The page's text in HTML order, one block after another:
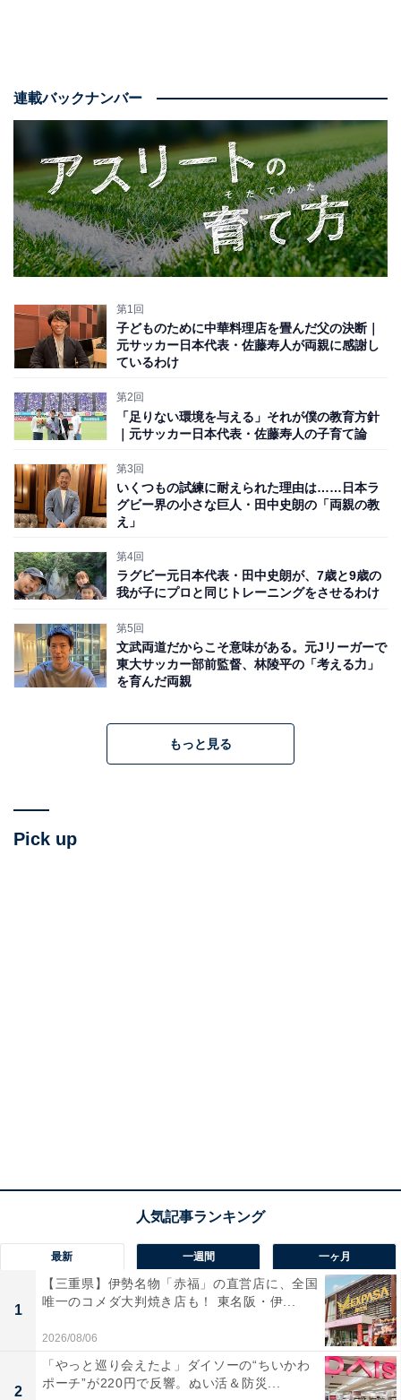
連載バックナンバー
第1回
子どものために中華料理店を畳んだ父の決断｜
元サッカー日本代表・佐藤寿人が両親に感謝し
ているわけ
第2回
「足りない環境を与える」それが僕の教育方針
｜元サッカー日本代表・佐藤寿人の子育て論
第3回
いくつもの試練に耐えられた理由は……日本ラ
グビー界の小さな巨人・田中史朗の「両親の教
え」
第4回
ラグビー元日本代表・田中史朗が、7歳と9歳の
我が子にプロと同じトレーニングをさせるわけ
第5回
文武両道だからこそ意味がある。元Jリーガーで
東大サッカー部前監督、林陵平の「考える力」
を育んだ両親
もっと見る
Pick up
最新 一週間 一ヶ月
1
【三重県】伊勢名物「赤福」の直営店に、全国
唯一のコメダ大判焼き店も！ 東名阪・伊...
2026/08/06
2
「やっと巡り会えたよ」ダイソーの“ちいかわ
ポーチ”が220円で反響。ぬい活＆防災...